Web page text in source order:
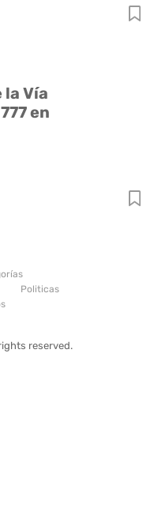
Vía
en
Politicas
reserved.